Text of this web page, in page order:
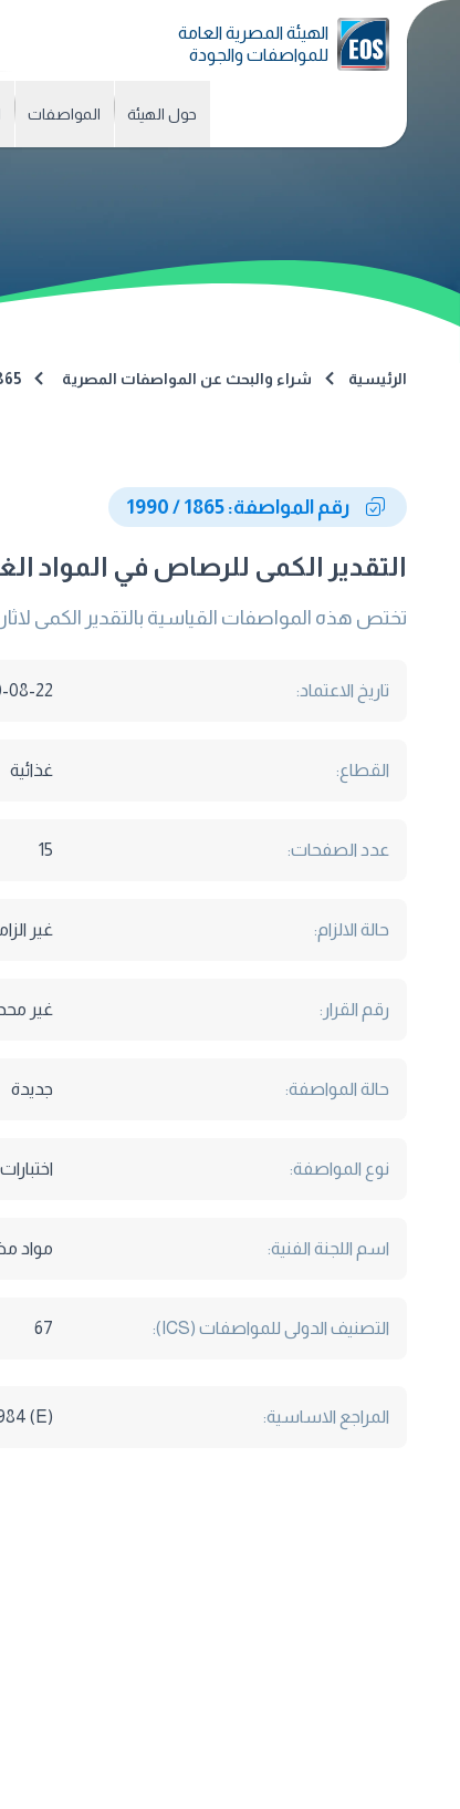
الهيئة المصرية العامة
للمواصفات والجودة
حول الهيئة المواصفات
الرئيسية شراء والبحث عن المواصفات المصرية
رقم المواصفة: 1865 / 1990
التقدير الكمى للرصاص في المواد
تختص هذه المواصفات القياسية بالتقدير الكمى
تاريخ الاعتماد: 08-22
القطاع: غذائية
عدد الصفحات: 15
حالة الالزام: غير
رقم القرار: غير
حالة المواصفة: جديدة
نوع المواصفة: اختبارات
اسم اللجنة الفنية: مواد
التصنيف الدولى للمواصفات (ICS): 67
المراجع الاساسية: (E)